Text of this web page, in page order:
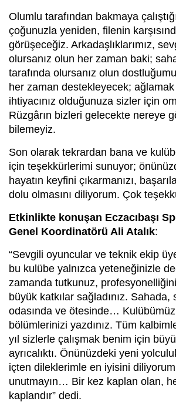
Olumlu tarafından bakmaya
çoğunuzla yeniden, filenin
görüşeceğiz. Arkadaşlıklarımız,
olursanız olun her zaman baki;
tarafında olursanız olun
her zaman destekleyecek;
ihtiyacınız olduğunuza sizler için
Rüzgârın bizleri gelecekte nereye
bilemeyiz.
Son olarak tekrardan bana ve
için teşekkürlerimi sunuyor;
hayatın keyfini çıkarmanızı,
dolu olmasını diliyorum. Çok
Etkinlikte konuşan Eczacıbaşı
Genel Koordinatörü Ali Atalık:
“Sevgili oyuncular ve teknik ekip
bu kulübe yalnızca yeteneğinizle
zamanda tutkunuz,
büyük katkılar sağladınız. Sahada,
odasında ve ötesinde…
bölümlerinizi yazdınız. Tüm
yıl sizlerle çalışmak benim için
ayrıcalıktı. Önünüzdeki yeni
içten dileklerimle en iyisini
unutmayın… Bir kez kaplan olan,
kaplandır” dedi.